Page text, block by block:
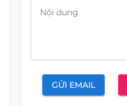
Nội dung
GỬI EMAIL